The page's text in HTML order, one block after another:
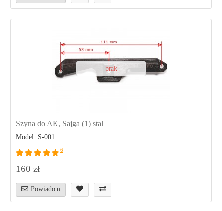
brak
Szyna do AK, Sajga (1) stal
Model: S-001
6
160 zł
Powiadom